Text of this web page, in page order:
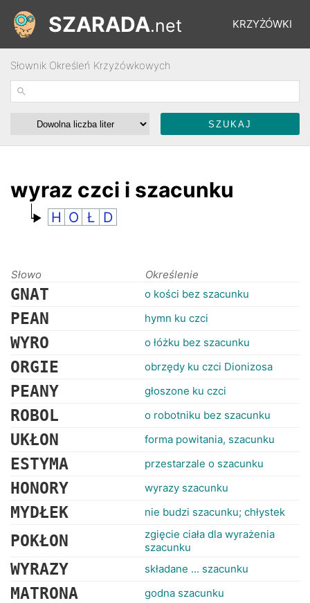
KRZYŻÓWKI
ŁAMIGŁÓWKI
SZARADA.net
Słownik Określeń Krzyżówkowych
wyraz czci i szacunku
H O Ł D
Słowo Określenie
GNAT o kości bez szacunku
PEAN hymn ku czci
WYRO o łóżku bez szacunku
ORGIE obrzędy ku czci Dionizosa
PEANY głoszone ku czci
ROBOL o robotniku bez szacunku
UKŁON forma powitania, szacunku
ESTYMA przestarzale o szacunku
HONORY wyrazy szacunku
MYDŁEK nie budzi szacunku; chłystek
POKŁON
zgięcie ciała dla wyrażenia
szacunku
WYRAZY składane ... szacunku
MATRONA godna szacunku